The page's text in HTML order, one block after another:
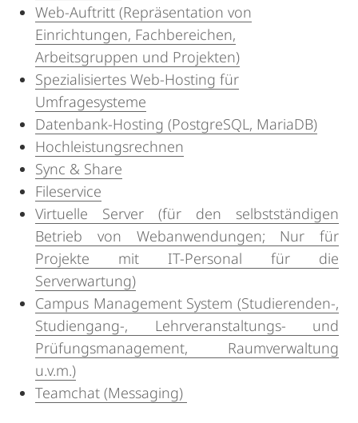
Web-Auftritt (Repräsentation von
Einrichtungen, Fachbereichen,
Arbeitsgruppen und Projekten)
Spezialisiertes Web-Hosting für
Umfragesysteme
Datenbank-Hosting (PostgreSQL, MariaDB)
Hochleistungsrechnen
Sync & Share
Fileservice
Virtuelle Server (für den selbstständigen
Betrieb von Webanwendungen; Nur für
Projekte mit IT-Personal für die
Serverwartung)
Campus Management System (Studierenden-,
Studiengang-, Lehrveranstaltungs- und
Prüfungsmanagement, Raumverwaltung
u.v.m.)
Teamchat (Messaging)